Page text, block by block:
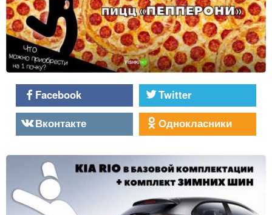
Facebook
Twitter
Вконтакте
Однокласники